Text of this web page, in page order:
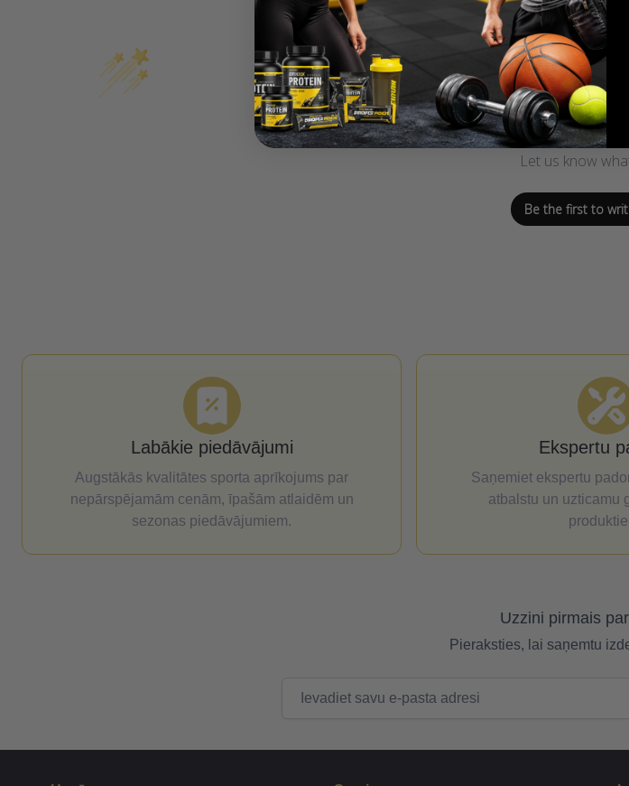
We’re looking
Let us know
Be the first to
Labākie piedāvājumi
Augstākās kvalitātes sporta aprīkojums par
nepārspējamām cenām, īpašām atlaidēm un
sezonas piedāvājumiem.
Ekspertu
Saņemiet ekspertu
atbalstu un uzticamu
Uzzini pirmais
Pieraksties, lai saņemtu